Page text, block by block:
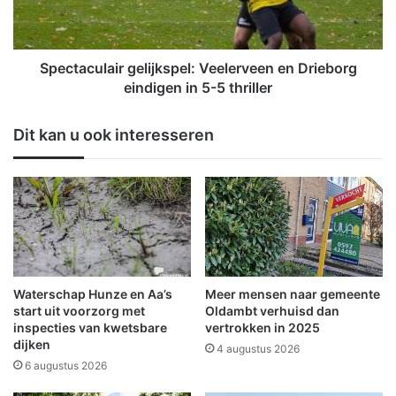
t
a
a
i
n
B
e
e
r
t
a
c
u
l
e
l
i
j
k
s
p
e
l
:
V
e
e
Spectaculair gelijkspel: Veelerveen en Drieborg
eindigen in 5-5 thriller
Dit kan u ook interesseren
Waterschap Hunze en Aa’s
start uit voorzorg met
inspecties van kwetsbare
dijken
6 augustus 2026
Meer mensen naar gemeente
Oldambt verhuisd dan
vertrokken in 2025
4 augustus 2026